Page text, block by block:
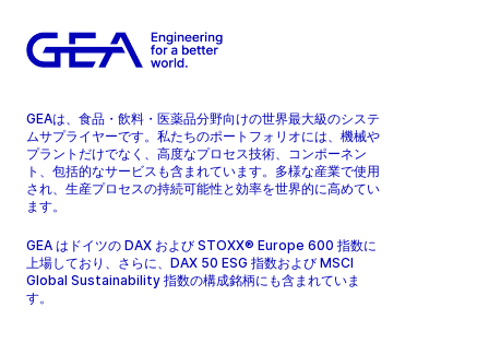
GEAは、食品・飲料・医薬品分野向けの世界最大級のシステ
ムサプライヤーです。私たちのポートフォリオには、機械や
プラントだけでなく、高度なプロセス技術、コンポーネン
ト、包括的なサービスも含まれています。多様な産業で使用
され、生産プロセスの持続可能性と効率を世界的に高めてい
ます。
GEA はドイツの DAX および STOXX® Europe 600 指数に
上場しており、さらに、DAX 50 ESG 指数および MSCI
Global Sustainability 指数の構成銘柄にも含まれていま
す。